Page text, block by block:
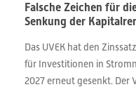
Falsche Zeichen für
Senkung der
Das UVEK hat den
für Investitionen in
2027 erneut gesenkt. Der